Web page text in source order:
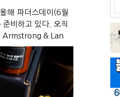
올해 파더스데이 (6월
준비하고 있다.
오직
Armstrong & Lan